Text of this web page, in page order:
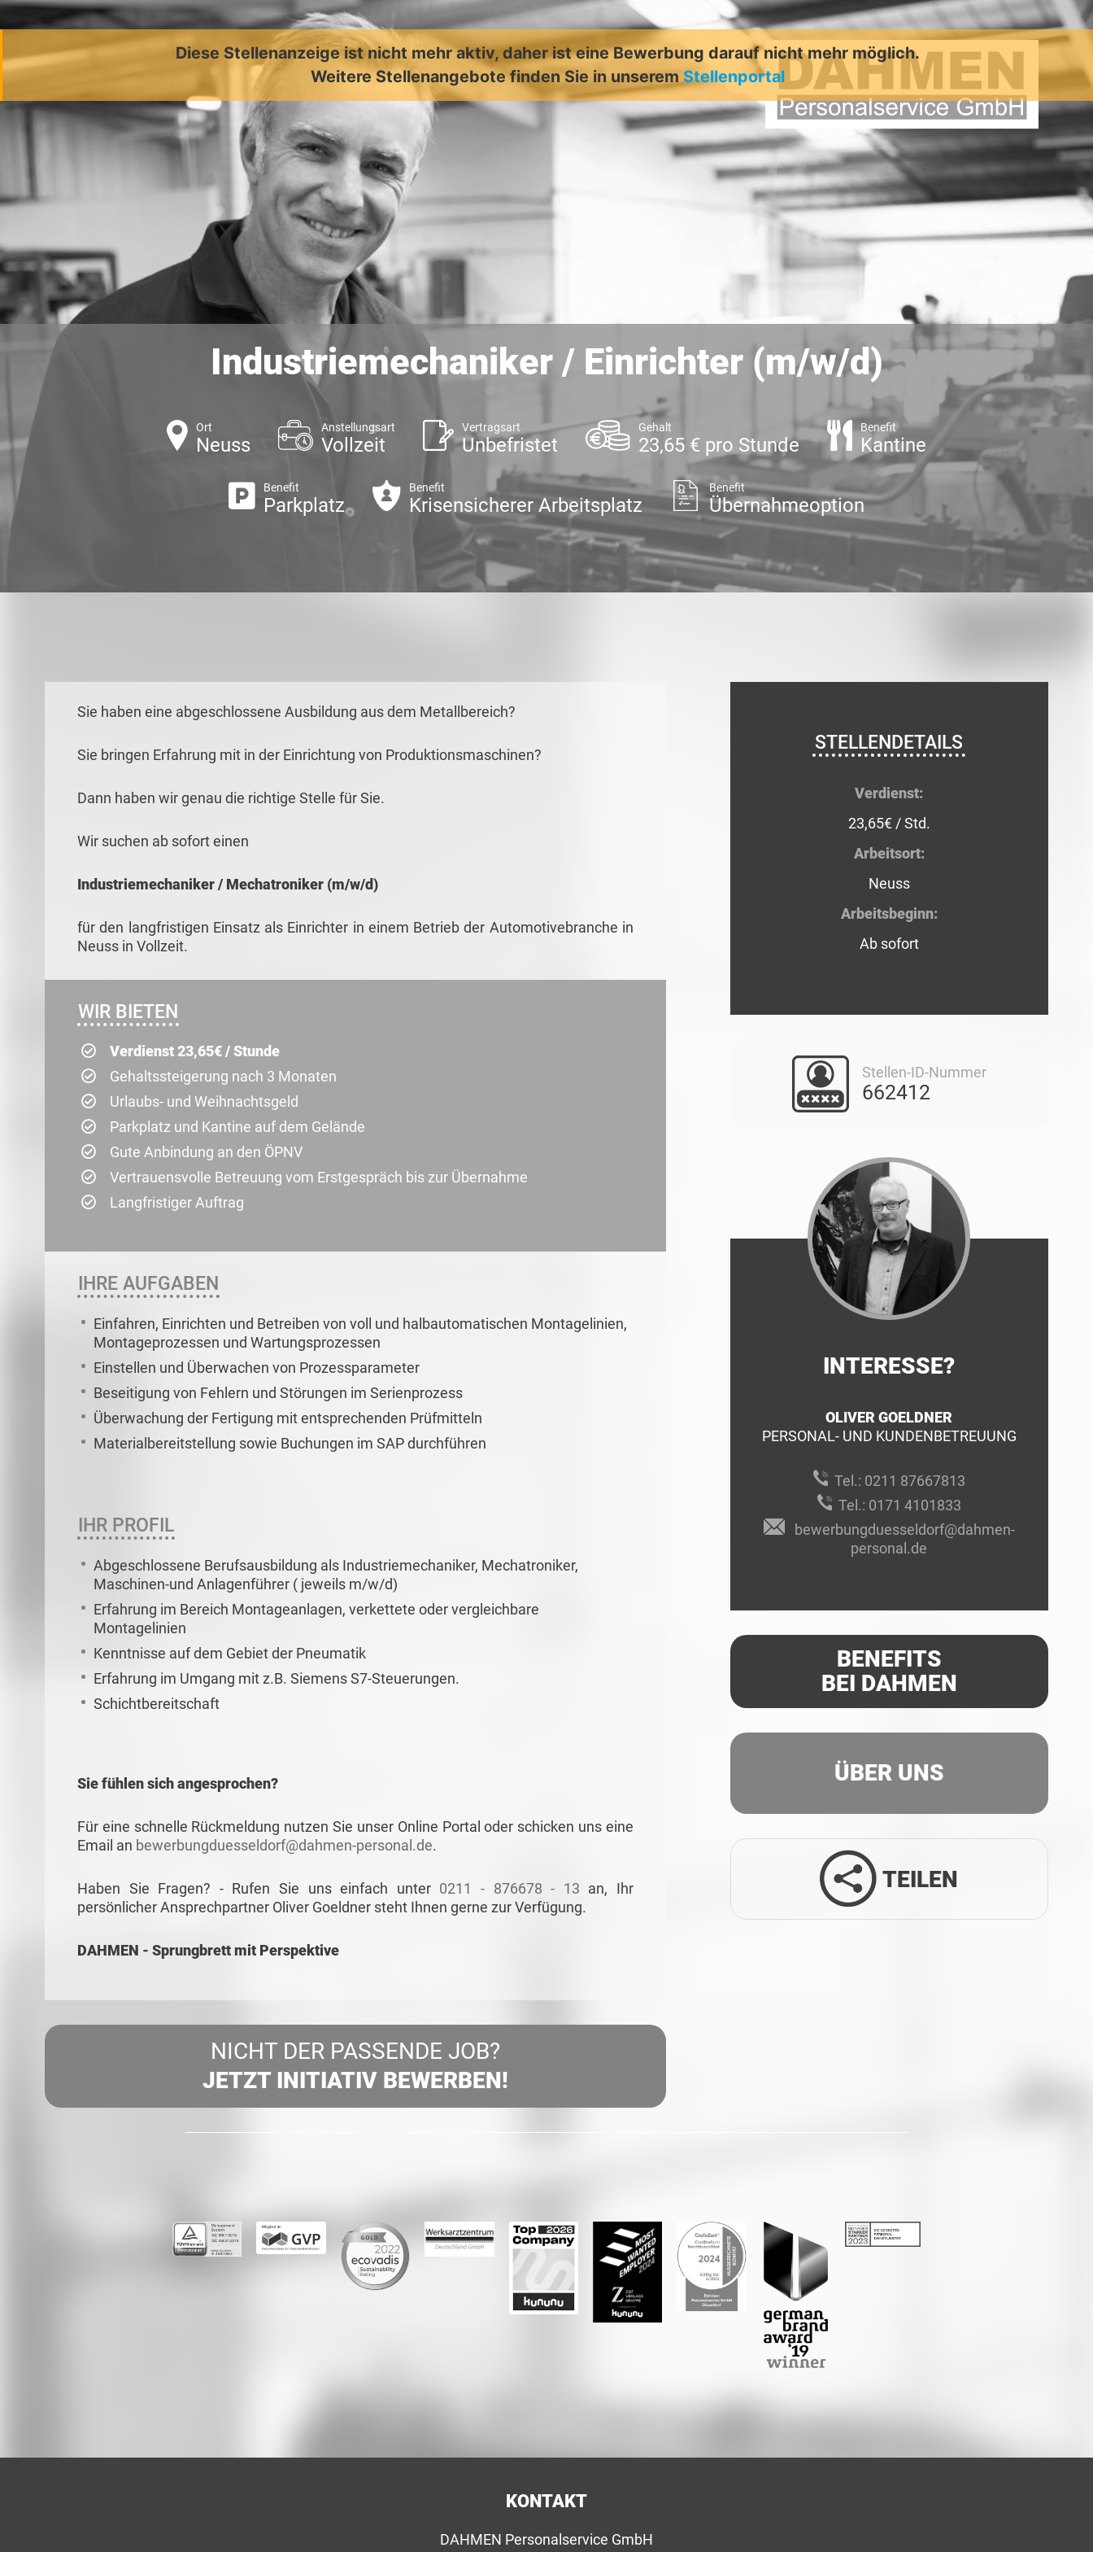
Diese Stellenanzeige ist nicht mehr aktiv, daher ist eine Bewerbung darauf nicht mehr möglich.
Weitere Stellenangebote finden Sie in unserem Stellenportal
Industriemechaniker / Einrichter (m/w/d)
Ort
Neuss
Anstellungsart
Vollzeit
Vertragsart
Unbefristet
Gehalt
23,65 € pro Stunde
Benefit
Kantine
Benefit
Parkplatz
Benefit
Krisensicherer Arbeitsplatz
Benefit
Übernahmeoption
Sie haben eine abgeschlossene Ausbildung aus dem Metallbereich?
Sie bringen Erfahrung mit in der Einrichtung von Produktionsmaschinen?
Dann haben wir genau die richtige Stelle für Sie.
Wir suchen ab sofort einen
Industriemechaniker / Mechatroniker (m/w/d)
für den langfristigen Einsatz als Einrichter in einem Betrieb der Automotivebranche in
Neuss in Vollzeit.
WIR BIETEN
Verdienst 23,65€ / Stunde
Gehaltssteigerung nach 3 Monaten
Urlaubs- und Weihnachtsgeld
Parkplatz und Kantine auf dem Gelände
Gute Anbindung an den ÖPNV
Vertrauensvolle Betreuung vom Erstgespräch bis zur Übernahme
Langfristiger Auftrag
IHRE AUFGABEN
Einfahren, Einrichten und Betreiben von voll und halbautomatischen Montagelinien,
Montageprozessen und Wartungsprozessen
Einstellen und Überwachen von Prozessparameter
Beseitigung von Fehlern und Störungen im Serienprozess
Überwachung der Fertigung mit entsprechenden Prüfmitteln
Materialbereitstellung sowie Buchungen im SAP durchführen
IHR PROFIL
Abgeschlossene Berufsausbildung als Industriemechaniker, Mechatroniker,
Maschinen-und Anlagenführer ( jeweils m/w/d)
Erfahrung im Bereich Montageanlagen, verkettete oder vergleichbare
Montagelinien
Kenntnisse auf dem Gebiet der Pneumatik
Erfahrung im Umgang mit z.B. Siemens S7-Steuerungen.
Schichtbereitschaft
Sie fühlen sich angesprochen?
Für eine schnelle Rückmeldung nutzen Sie unser Online Portal oder schicken uns eine
Email an bewerbungduesseldorf@dahmen-personal.de.
Haben Sie Fragen? - Rufen Sie uns einfach unter 0211 - 876678 - 13 an, Ihr
persönlicher Ansprechpartner Oliver Goeldner steht Ihnen gerne zur Verfügung.
DAHMEN - Sprungbrett mit Perspektive
NICHT DER PASSENDE JOB?
JETZT INITIATIV BEWERBEN!
STELLENDETAILS
Verdienst:
23,65€ / Std.
Arbeitsort:
Neuss
Arbeitsbeginn:
Ab sofort
Stellen-ID-Nummer
662412
INTERESSE?
OLIVER GOELDNER
PERSONAL- UND KUNDENBETREUUNG
Tel.: 0211 87667813
Tel.: 0171 4101833
bewerbungduesseldorf@dahmen-
personal.de
BENEFITS
BEI DAHMEN
ÜBER UNS
TEILEN
KONTAKT
DAHMEN Personalservice GmbH